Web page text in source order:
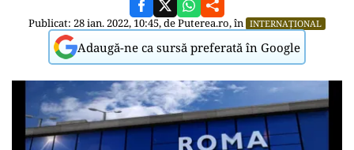
Publicat: 28 ian. 2022, 10:45, dePuterea.ro, în INTERNAȚIONAL
Adaugă-ne ca sursă preferată în Google